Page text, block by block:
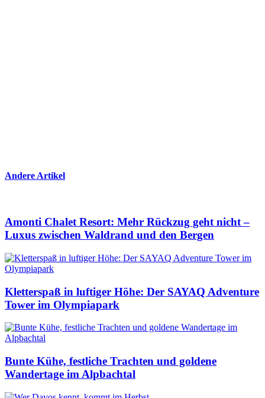
Andere Artikel
Amonti Chalet Resort: Mehr Rückzug geht nicht –
Luxus zwischen Waldrand und den Bergen
Kletterspaß in luftiger Höhe: Der SAYAQ Adventure
Tower im Olympiapark
Bunte Kühe, festliche Trachten und goldene
Wandertage im Alpbachtal